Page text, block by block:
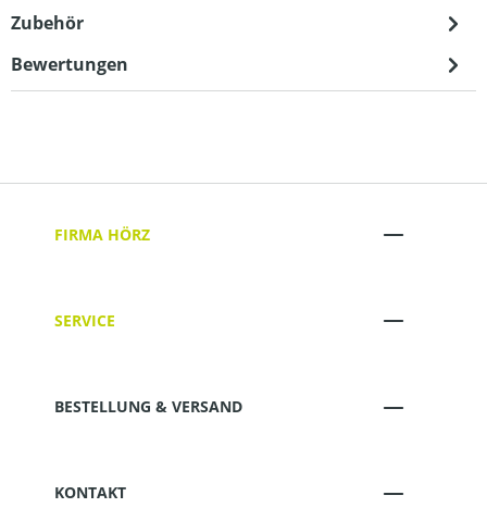
Zubehör
Bewertungen
FIRMA HÖRZ
SERVICE
BESTELLUNG & VERSAND
KONTAKT